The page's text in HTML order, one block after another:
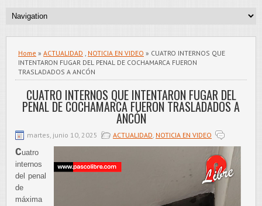
Home » ACTUALIDAD , NOTICIA EN VIDEO » CUATRO INTERNOS QUE
INTENTARON FUGAR DEL PENAL DE COCHAMARCA FUERON
TRASLADADOS A ANCÓN
CUATRO INTERNOS QUE INTENTARON FUGAR DEL
PENAL DE COCHAMARCA FUERON TRASLADADOS A
ANCÓN
martes, junio 10, 2025 ACTUALIDAD, NOTICIA EN VIDEO
Cuatro
internos
del penal
de
máxima